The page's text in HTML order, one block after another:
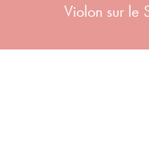
Violon sur